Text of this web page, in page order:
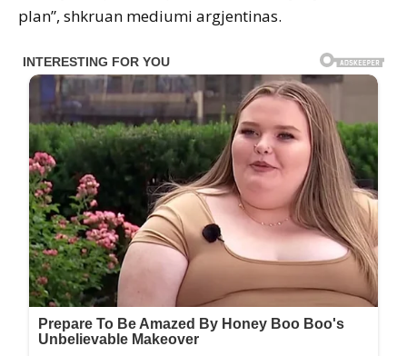
plan”, shkruan mediumi argjentinas.